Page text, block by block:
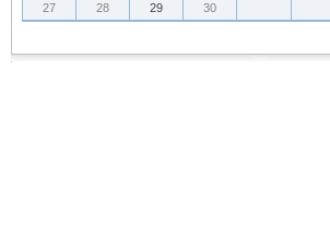
27
28 29 30